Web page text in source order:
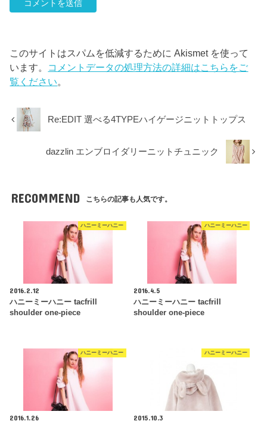
このサイトはスパムを低減するために Akismet を使って
います。 コメントデータの処理方法の詳細はこちらをご
覧ください
Re:EDIT 選べる4TYPEハイゲージニットトップス
dazzlin エンブロイダリーニットチュニック
RECOMMEND こちらの記事も人気です。
ハニーミーハニー
2016.2.12
ハニーミーハニー tacfrill
shoulder one-piece
ハニーミーハニー
2016.4.5
ハニーミーハニー tacfrill
shoulder one-piece
ハニーミーハニー
2016.1.26
ハニーミーハニー
2015.10.3